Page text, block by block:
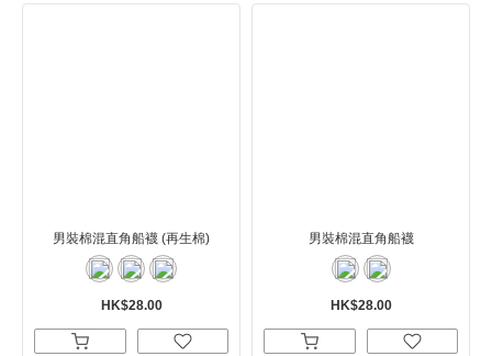
男裝棉混直角船襪 (再生棉)
HK$28.00
男裝棉混直角船襪
HK$28.00